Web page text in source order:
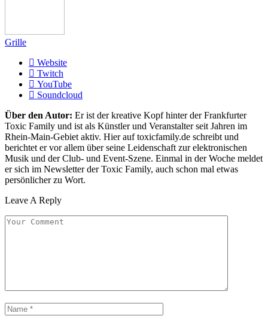
Grille
Website
Twitch
YouTube
Soundcloud
Über den Autor: Er ist der kreative Kopf hinter der Frankfurter
Toxic Family und ist als Künstler und Veranstalter seit Jahren im
Rhein-Main-Gebiet aktiv. Hier auf toxicfamily.de schreibt und
berichtet er vor allem über seine Leidenschaft zur elektronischen
Musik und der Club- und Event-Szene. Einmal in der Woche meldet
er sich im Newsletter der Toxic Family, auch schon mal etwas
persönlicher zu Wort.
Leave A Reply